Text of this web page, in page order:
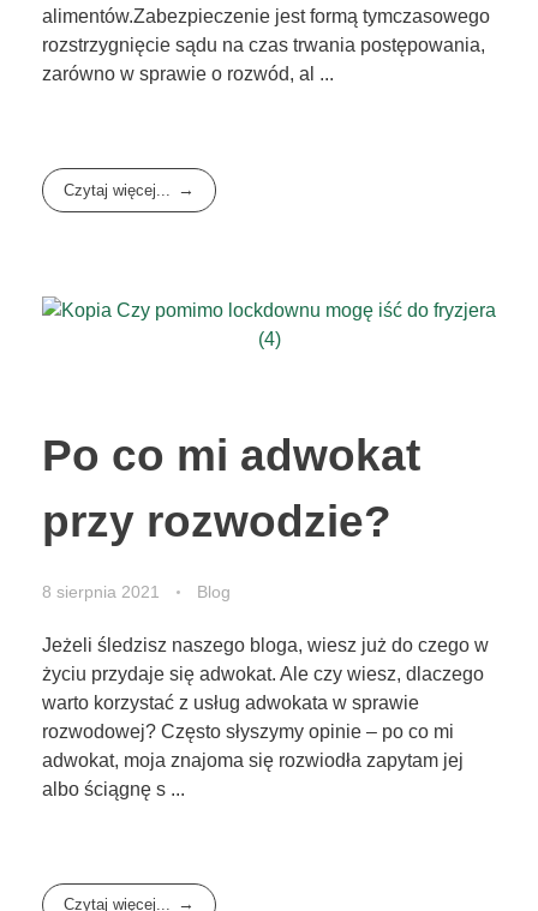
alimentów.Zabezpieczenie jest formą tymczasowego
rozstrzygnięcie sądu na czas trwania postępowania,
zarówno w sprawie o rozwód, al ...
Czytaj więcej...
Po co mi adwokat
przy rozwodzie?
8 sierpnia 2021 Blog
Jeżeli śledzisz naszego bloga, wiesz już do czego w
życiu przydaje się adwokat. Ale czy wiesz, dlaczego
warto korzystać z usług adwokata w sprawie
rozwodowej? Często słyszymy opinie – po co mi
adwokat, moja znajoma się rozwiodła zapytam jej
albo ściągnę s ...
Czytaj więcej...